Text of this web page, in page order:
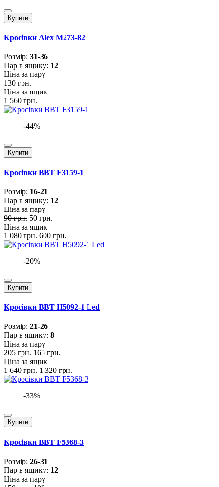
Купити
Кросівки Alex M273-82
Розмiр: 31-36
Пар в ящику: 12
Ціна за пару
130 грн.
Ціна за ящик
1 560 грн.
-44%
Купити
Кросівки BBT F3159-1
Розмiр: 16-21
Пар в ящику: 12
Ціна за пару
90 грн. 50 грн.
Ціна за ящик
1 080 грн. 600 грн.
-20%
Купити
Кросівки BBT H5092-1 Led
Розмiр: 21-26
Пар в ящику: 8
Ціна за пару
205 грн. 165 грн.
Ціна за ящик
1 640 грн. 1 320 грн.
-33%
Купити
Кросівки BBT F5368-3
Розмiр: 26-31
Пар в ящику: 12
Ціна за пару